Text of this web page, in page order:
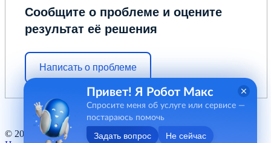
Сообщите о проблеме и оцените
результат её решения
Написать о проблеме
© 2012 - 2026 ГБУ "МФЦ" Курганской области
Привет! Я Робот Макс
Спросите меня об услуге или сервисе —
постараюсь помочь
Задать вопрос Не сейчас